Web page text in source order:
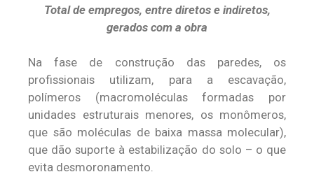
Total de empregos, entre diretos e indiretos,
gerados com a obra
Na fase de construção das paredes, os
profissionais utilizam, para a escavação,
polímeros (macromoléculas formadas por
unidades estruturais menores, os monômeros,
que são moléculas de baixa massa molecular),
que dão suporte à estabilização do solo – o que
evita desmoronamento.